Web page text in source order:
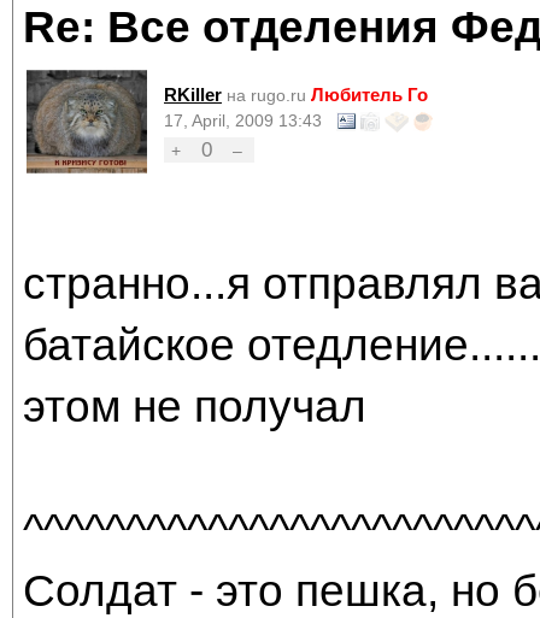
Re: Все отделения
RKiller на rugo.ru Любитель Го
17, April, 2009 13:43
+
0 –
странно...я отправлял
батайское
этом не получал
Солдат - это пешка, но